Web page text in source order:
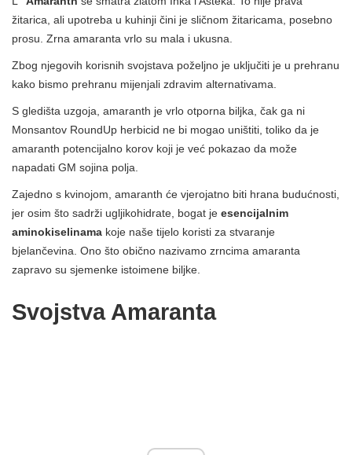
žitarica, ali upotreba u kuhinji čini je sličnom žitaricama, posebno
prosu. Zrna amaranta vrlo su mala i ukusna.
Zbog njegovih korisnih svojstava poželjno je uključiti je u prehranu
kako bismo prehranu mijenjali zdravim alternativama.
S gledišta uzgoja, amaranth je vrlo otporna biljka, čak ga ni
Monsantov RoundUp herbicid ne bi mogao uništiti, toliko da je
amaranth potencijalno korov koji je već pokazao da može
napadati GM sojina polja.
Zajedno s kvinojom, amaranth će vjerojatno biti hrana budućnosti,
jer osim što sadrži ugljikohidrate, bogat je esencijalnim
aminokiselinama koje naše tijelo koristi za stvaranje
bjelančevina. Ono što obično nazivamo zrncima amaranta
zapravo su sjemenke istoimene biljke.
Svojstva Amaranta